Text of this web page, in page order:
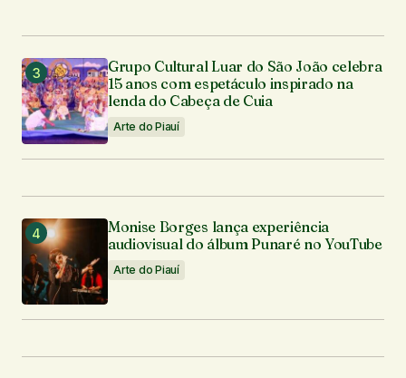
Grupo Cultural Luar do São João celebra
15 anos com espetáculo inspirado na
lenda do Cabeça de Cuia
Arte do Piauí
Monise Borges lança experiência
audiovisual do álbum Punaré no YouTube
Arte do Piauí